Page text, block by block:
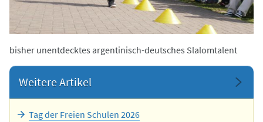
bisher unentdecktes argentinisch-deutsches Slalomtalent
Weitere Artikel
Tag der Freien Schulen 2026